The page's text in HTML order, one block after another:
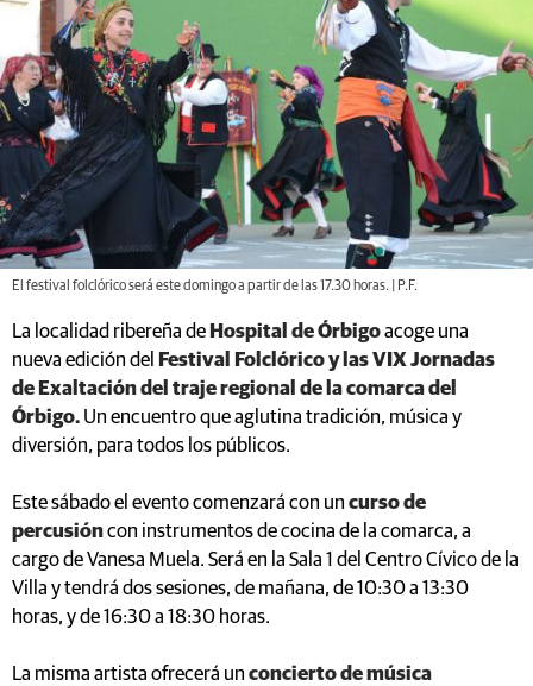
El festival folclórico será este domingo a partir de las 17.30 horas. | P.F.
La localidad ribereña de Hospital de Órbigoacoge una
nueva edición del
Festival Folclórico y las VIX Jornadas
de Exaltación del traje regional de la comarca del
Órbigo. Un encuentro que aglutina tradición, música y
diversión, para todos los públicos.
Este sábado el evento comenzará con un curso de
percusióncon instrumentos de cocina de la comarca, a
cargo de Vanesa Muela. Será en la Sala 1 del Centro Cívico de la
Villa y tendrá dos sesiones, de mañana, de 10:30 a 13:30
horas, y de 16:30 a 18:30 horas.
La misma artista ofrecerá un concierto de música